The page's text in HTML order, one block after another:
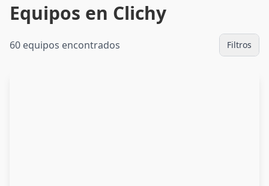
Equipos en Clichy
60 equipos encontrados Filtros